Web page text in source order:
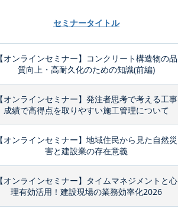
セミナータイトル
【オンラインセミナー】コンクリート構造物の品
質向上・高耐久化のための知識(前編)
【オンラインセミナー】発注者思考で考える工事
成績で高得点を取りやすい施工管理について
【オンラインセミナー】地域住民から見た自然災
害と建設業の存在意義
【オンラインセミナー】タイムマネジメントと心
理有効活用！建設現場の業務効率化2026